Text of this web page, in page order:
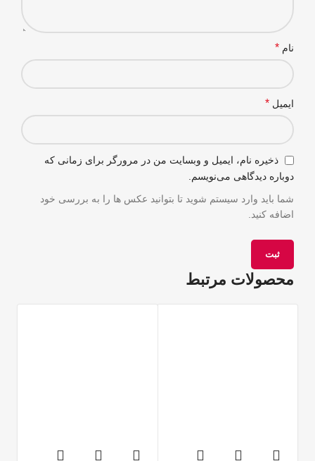
نام *
ایمیل *
ذخیره نام، ایمیل و وبسایت من در مرورگر برای زمانی که
دوباره دیدگاهی می‌نویسم.
شما باید وارد سیستم شوید تا بتوانید عکس ها را به بررسی خود
اضافه کنید.
محصولات مرتبط